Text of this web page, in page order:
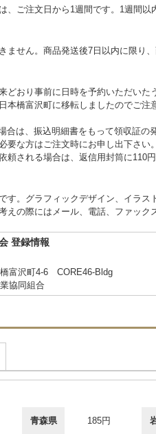
ご注文日から1週間です。1週間以
ません。商品発送後7日以内に限り
どおり事前に日時を予約いただいた
本橋富沢町に移転しましたのでご注
合は、振込明細書をもって領収証の
要な方はご注文時にお申し出下さい。
頼される場合は、返信用封筒に110
す。グラフィックデザイン、イラ
えの際にはメール、電話、ファック
登録情報
富沢町4-6 CORE46-Bldg
協同組合
青森県 185円